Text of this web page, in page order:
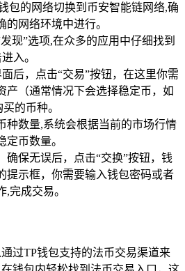
包的网络切换到币安智能链网络,确
网络环境中进行。
现”选项,在众多的应用中仔细找到
入。
面后，点击“交易”按钮，在这里你需
产（通常情况下会选择稳定币，如
的币种。
种数量,系统会根据当前的市场行情
定币数量。
确保无误后，点击“交换”按钮，钱
提示框，你需要输入钱包密码或者
完成交易。
过TP钱包支持的法币交易渠道来